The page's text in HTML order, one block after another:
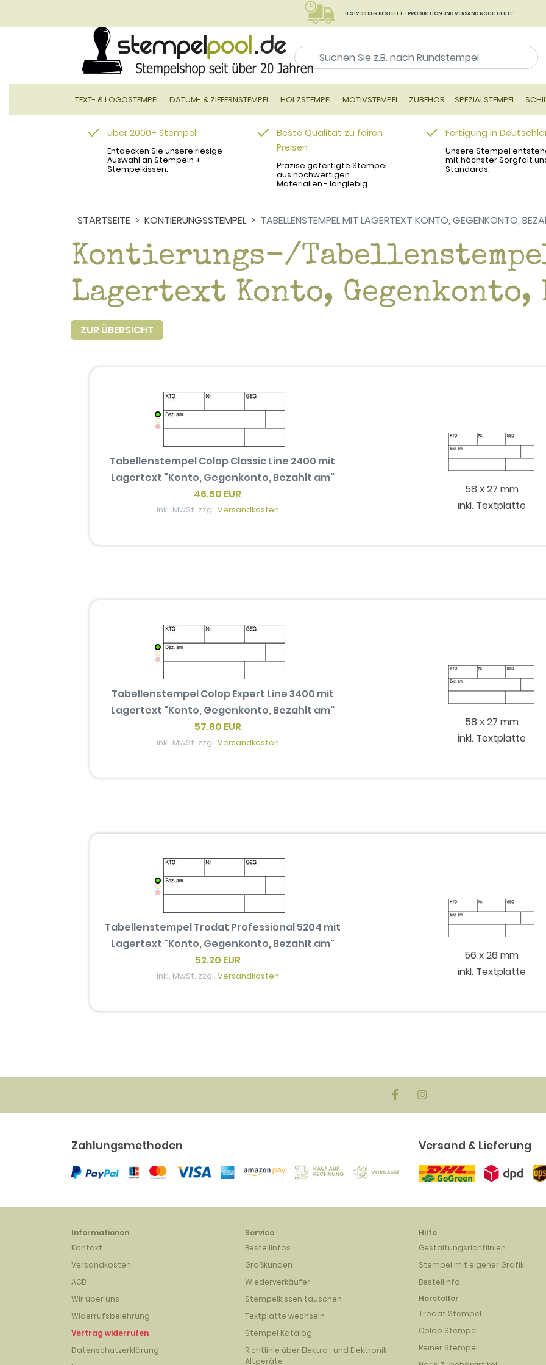
BIS 12:00 UHR BESTELLT - PRODUKTION UND VERSAND NOCH HEUTE!
TEXT- & LOGOSTEMPEL DATUM- & ZIFFERNSTEMPEL HOLZSTEMPEL MOTIVSTEMPEL ZUBEHÖR SPEZIALSTEMPEL
über 2000+ Stempel
Entdecken Sie unsere riesige
Auswahl an Stempeln +
Stempelkissen.
Beste Qualität zu fairen
Preisen
Präzise gefertigte Stempel
aus hochwertigen
Materialien - langlebig.
Fertigung in
Unsere Stempel
mit höchster Sorgfalt
Standards.
STARTSEITE KONTIERUNGSSTEMPEL TABELLENSTEMPEL MIT LAGERTEXT KONTO, GEGENKONTO,
Kontierungs-/
Lagertext Konto, Gegenkonto,
ZUR ÜBERSICHT
Tabellenstempel Colop Classic Line 2400 mit
Lagertext "Konto, Gegenkonto, Bezahlt am"
46.50 EUR
inkl. MwSt. zzgl. Versandkosten
58 x 27 mm
inkl. Textplatte
Tabellenstempel Colop Expert Line 3400 mit
Lagertext "Konto, Gegenkonto, Bezahlt am"
57.80 EUR
inkl. MwSt. zzgl. Versandkosten
58 x 27 mm
inkl. Textplatte
Tabellenstempel Trodat Professional 5204 mit
Lagertext "Konto, Gegenkonto, Bezahlt am"
52.20 EUR
inkl. MwSt. zzgl. Versandkosten
56 x 26 mm
inkl. Textplatte
Zahlungsmethoden Versand & Lieferung
Informationen
Kontakt
Versandkosten
AGB
Wir über uns
Widerrufsbelehrung
Vertrag widerrufen
Datenschutzerklärung
Service
Bestellinfos
Großkunden
Wiederverkäufer
Stempelkissen tauschen
Textplatte wechseln
Stempel Katalog
Richtlinie über Elektro- und Elektronik-
Altgeräte
Hilfe
Gestaltungsrichtlinien
Stempel mit eigener Grafik
Bestellinfo
Hersteller
Trodat Stempel
Colop Stempel
Reiner Stempel